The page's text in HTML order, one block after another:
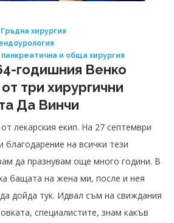
Гръдна хирургия
и обща хирургия
годишния Венко
три хирургични
Да Винчи
лекарския екип. На 27 септември
благодарение на всички тези
да празнувам още много години. В
бащата на жена ми, после и нея
дойда тук. Идвал съм на свиждания
специалистите, знам какъв